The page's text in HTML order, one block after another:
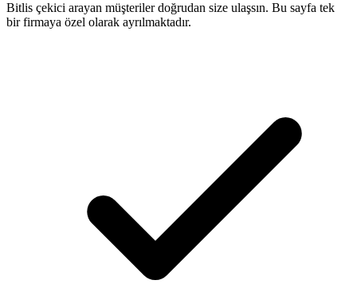
Bitlis çekici arayan müşteriler doğrudan size ulaşsın. Bu sayfa tek
bir firmaya özel olarak ayrılmaktadır.